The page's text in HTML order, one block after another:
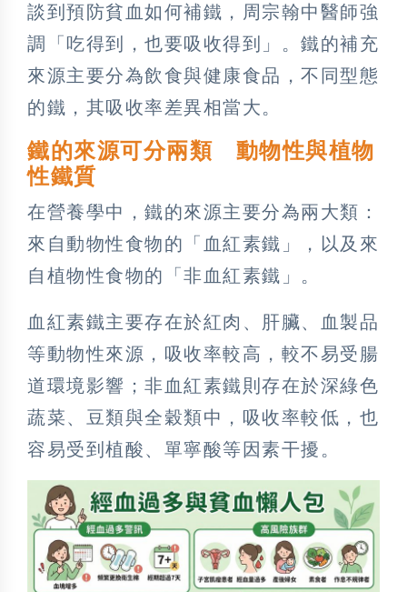
談到預防貧血如何補鐵，周宗翰中醫師強
調「吃得到，也要吸收得到」。鐵的補充
來源主要分為飲食與健康食品，不同型態
的鐵，其吸收率差異相當大。
鐵的來源可分兩類 動物性與植物
性鐵質
在營養學中，鐵的來源主要分為兩大類：
來自動物性食物的「血紅素鐵」，以及來
自植物性食物的「非血紅素鐵」。
血紅素鐵主要存在於紅肉、肝臟、血製品
等動物性來源，吸收率較高，較不易受腸
道環境影響；非血紅素鐵則存在於深綠色
蔬菜、豆類與全穀類中，吸收率較低，也
容易受到植酸、單寧酸等因素干擾。